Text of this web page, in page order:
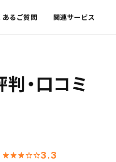
あるご質問 関連サービス
・口コミ
3.3